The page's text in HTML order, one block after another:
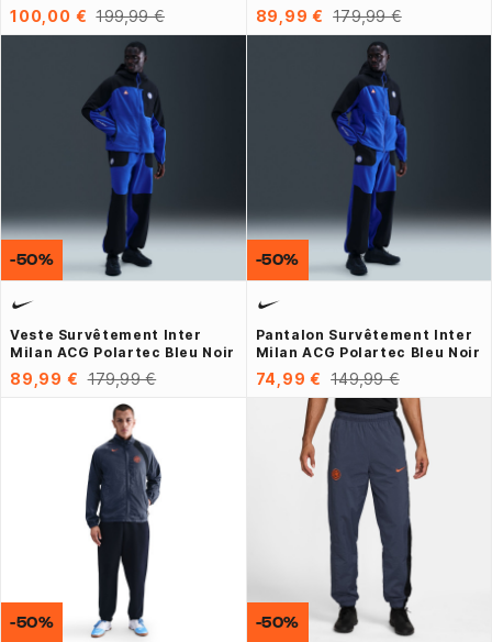
100,00 € 199,99 € 89,99 € 179,99 €
Veste Survêtement Inter
Milan ACG Polartec Bleu Noir
89,99 € 179,99 €
-50%
Pantalon Survêtement Inter
Milan ACG Polartec Bleu Noir
74,99 € 149,99 €
-50%
-50% -50%